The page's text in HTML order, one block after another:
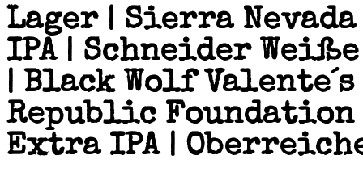
Lager | Sierra
IPA | Schneider
| Black Wolf
Republic Foundation
Extra IPA |